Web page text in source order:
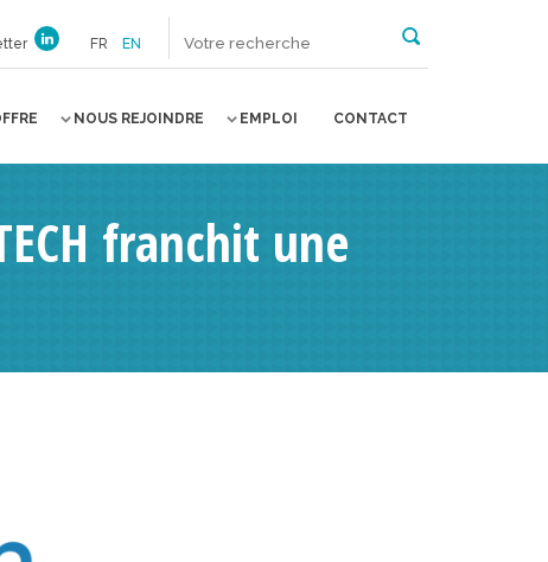
FR EN
NOUS REJOINDRE EMPLOI CONTACT
franchit une